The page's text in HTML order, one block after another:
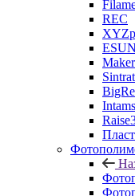
REC
ESUN